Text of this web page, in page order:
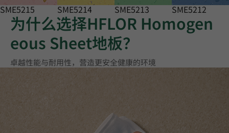
SME5215 SME5214 SME5213 SME5212
为什么选择HFLOR Homogen
eous Sheet地板？
卓越性能与耐用性，营造更安全健康的环境